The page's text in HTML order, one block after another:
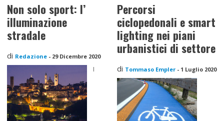
Non solo sport: l’
illuminazione
stradale
di Redazione - 29 Dicembre 2020
I
Percorsi
ciclopedonali e smart
lighting nei piani
urbanistici di settore
di Tommaso Empler - 1 Luglio 2020